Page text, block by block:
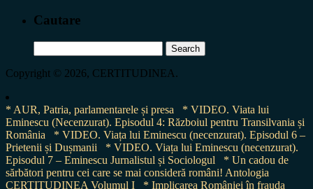
Cautare
for:
Copyright © 2026, CERTITUDINEA.
* AUR, Patria, parlamentarele și presa
* VIDEO. Viata lui
Eminescu (Necenzurat). Episodul 4: Războiul pentru Transilvania și
România
* VIDEO. Viața lui Eminescu (necenzurat). Episodul 6 –
Prietenii și Dușmanii
* VIDEO. Viața lui Eminescu (necenzurat).
Episodul 7 – Eminescu Jurnalistul și Sociologul
* Un cadou de
sărbători pentru cei care se mai consideră români! Antologia
CERTITUDINEA Volumul I
* Implicarea României în frauda